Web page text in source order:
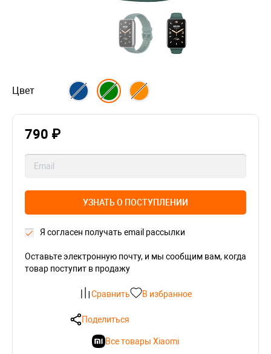
Цвет
790 ₽
УЗНАТЬ О ПОСТУПЛЕНИИ
Я согласен получать email рассылки
Оставьте электронную почту, и мы сообщим вам, когда
товар поступит в продажу
Сравнить В избранное
Поделиться
Все товары Xiaomi